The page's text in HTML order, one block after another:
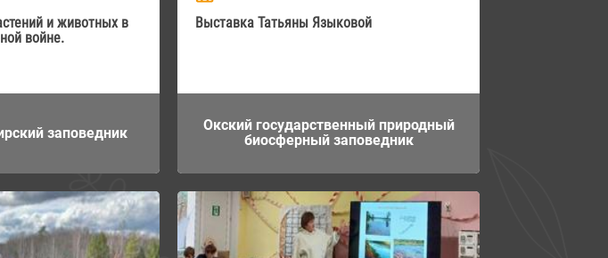
и животных в
войне.
заповедник
Выставка Татьяны Языковой
Окский государственный природный
биосферный заповедник